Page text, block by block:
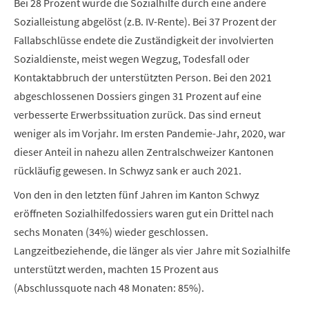
Bei 28 Prozent wurde die Sozialhilfe durch eine andere
Sozialleistung abgelöst (z.B. IV-Rente). Bei 37 Prozent der
Fallabschlüsse endete die Zuständigkeit der involvierten
Sozialdienste, meist wegen Wegzug, Todesfall oder
Kontaktabbruch der unterstützten Person. Bei den 2021
abgeschlossenen Dossiers gingen 31 Prozent auf eine
verbesserte Erwerbssituation zurück. Das sind erneut
weniger als im Vorjahr. Im ersten Pandemie-Jahr, 2020, war
dieser Anteil in nahezu allen Zentralschweizer Kantonen
rückläufig gewesen. In Schwyz sank er auch 2021.
Von den in den letzten fünf Jahren im Kanton Schwyz
eröffneten Sozialhilfedossiers waren gut ein Drittel nach
sechs Monaten (34%) wieder geschlossen.
Langzeitbeziehende, die länger als vier Jahre mit Sozialhilfe
unterstützt werden, machten 15 Prozent aus
(Abschlussquote nach 48 Monaten: 85%).